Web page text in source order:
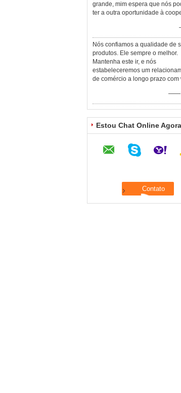
grande, mim espera que nós
ter a outra oportunidade à
Nós confiamos a qualidade de
produtos. Ele sempre o melhor.
Mantenha este ir, e nós
estabeleceremos um
de comércio a longo prazo com
——
Estou Chat Online Agora